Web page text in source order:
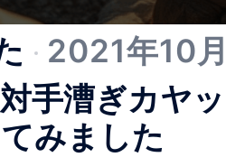
2021年10
手漕ぎカヤ
みました